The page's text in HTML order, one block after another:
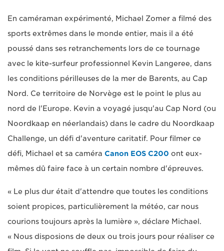
En caméraman expérimenté, Michael Zomer a filmé des
sports extrêmes dans le monde entier, mais il a été
poussé dans ses retranchements lors de ce tournage
avec le kite-surfeur professionnel Kevin Langeree, dans
les conditions périlleuses de la mer de Barents, au Cap
Nord. Ce territoire de Norvège est le point le plus au
nord de l'Europe. Kevin a voyagé jusqu'au Cap Nord (ou
Noordkaap en néerlandais) dans le cadre du Noordkaap
Challenge, un défi d'aventure caritatif. Pour filmer ce
défi, Michael et sa caméra Canon EOS C200 ont eux-
mêmes dû faire face à un certain nombre d'épreuves.
« Le plus dur était d'attendre que toutes les conditions
soient propices, particulièrement la météo, car nous
courions toujours après la lumière », déclare Michael.
« Nous disposions de deux ou trois jours pour réaliser ce